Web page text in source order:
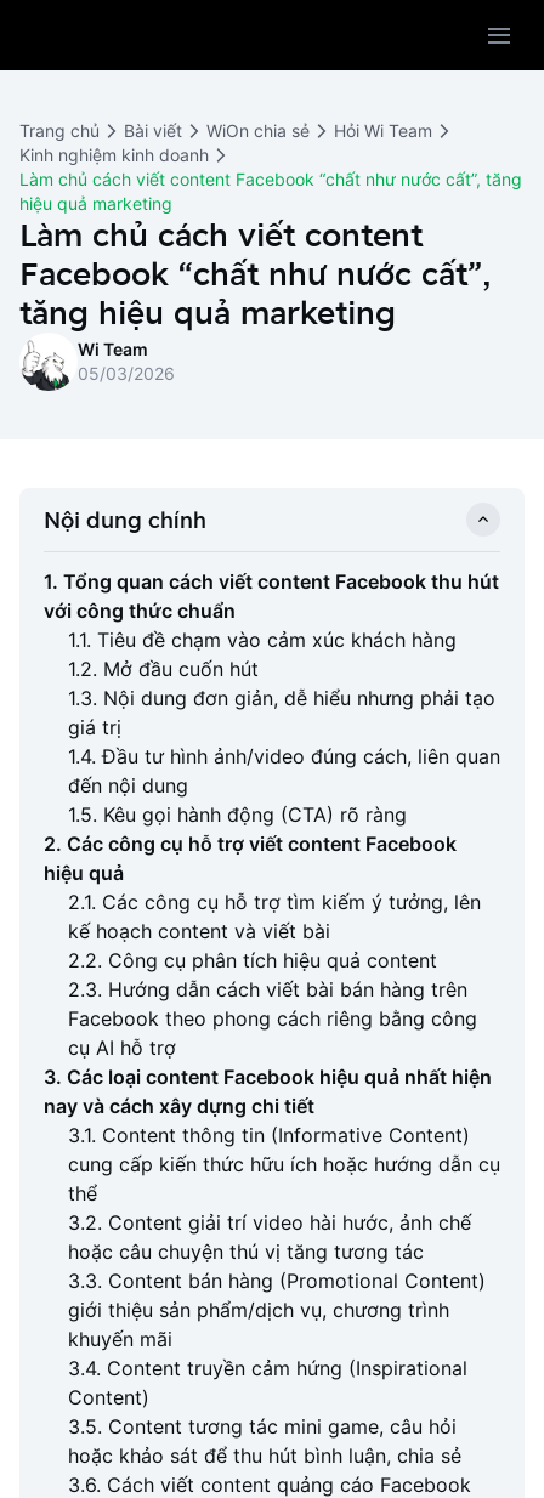
WiOn AI
WiOn Social
WiOn E-commerce
WiOn F&B
WiOn Dental
Chatbot
Marketing
CRM
Thiết kế website
Thiết bị
Bảng giá
Cùng WiOn
Báo chí
Đối tác
Wi Team
Liên hệ
Trang chủ Bài viết WiOn chia sẻ
Hỏi Wi Team
Kinh nghiệm kinh doanh
Làm chủ cách viết content Facebook “chất như nước cất”, tăng
hiệu quả marketing
Làm chủ cách viết content
Facebook “chất như nước cất”,
tăng hiệu quả marketing
Wi Team
05/03/2026
Nội dung chính
1. Tổng quan cách viết content Facebook thu hút
với công thức chuẩn
1.1. Tiêu đề chạm vào cảm xúc khách hàng
1.2. Mở đầu cuốn hút
1.3. Nội dung đơn giản, dễ hiểu nhưng phải tạo
giá trị
1.4. Đầu tư hình ảnh/video đúng cách, liên quan
đến nội dung
1.5. Kêu gọi hành động (CTA) rõ ràng
2. Các công cụ hỗ trợ viết content Facebook
hiệu quả
2.1. Các công cụ hỗ trợ tìm kiếm ý tưởng, lên
kế hoạch content và viết bài
2.2. Công cụ phân tích hiệu quả content
2.3. Hướng dẫn cách viết bài bán hàng trên
Facebook theo phong cách riêng bằng công
cụ AI hỗ trợ
3. Các loại content Facebook hiệu quả nhất hiện
nay và cách xây dựng chi tiết
3.1. Content thông tin (Informative Content)
cung cấp kiến thức hữu ích hoặc hướng dẫn cụ
thể
3.2. Content giải trí video hài hước, ảnh chế
hoặc câu chuyện thú vị tăng tương tác
3.3. Content bán hàng (Promotional Content)
giới thiệu sản phẩm/dịch vụ, chương trình
khuyến mãi
3.4. Content truyền cảm hứng (Inspirational
Content)
3.5. Content tương tác mini game, câu hỏi
hoặc khảo sát để thu hút bình luận, chia sẻ
3.6. Cách viết content quảng cáo Facebook